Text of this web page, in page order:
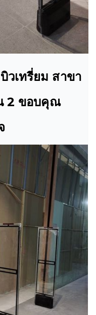
วเทรี่ยม สาขา
2 ขอบคุณ